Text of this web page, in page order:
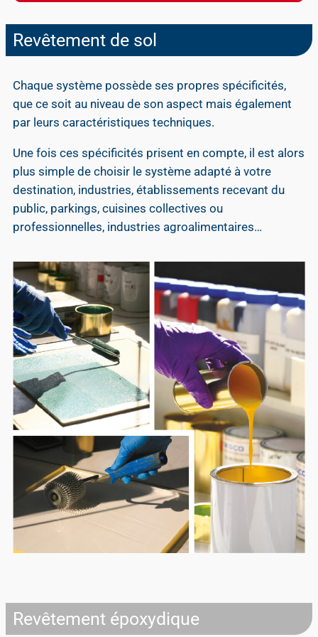
Revêtement de sol
Chaque système possède ses propres spécificités,
que ce soit au niveau de son aspect mais également
par leurs caractéristiques techniques.
Une fois ces spécificités prisent en compte, il est alors
plus simple de choisir le système adapté à votre
destination, industries, établissements recevant du
public, parkings, cuisines collectives ou
professionnelles, industries agroalimentaires…
Revêtement époxydique